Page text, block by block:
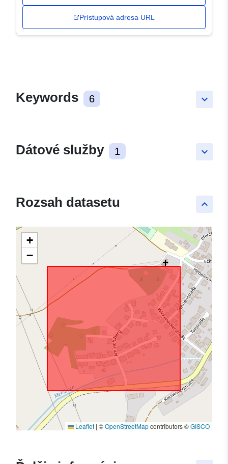
Prístupová adresa URL
keyboard_arrow_down
Keywords 6
keyboard_arrow_down
Dátové služby 1
keyboard_arrow_up
Rozsah datasetu
+
−
Leaflet | ©OpenStreetMapcontributors ©GISCO